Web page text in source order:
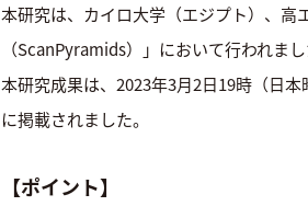
本研究は、カイロ大学（エジプト）、高
（ScanPyramids）」において行われまし
本研究成果は、2023年3月2日19時（日
に掲載されました。
【ポイント】